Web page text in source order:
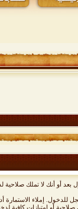
أو أنك لا تملك صلاحية
للدخول. إملاء
أو إمتيازات كافية